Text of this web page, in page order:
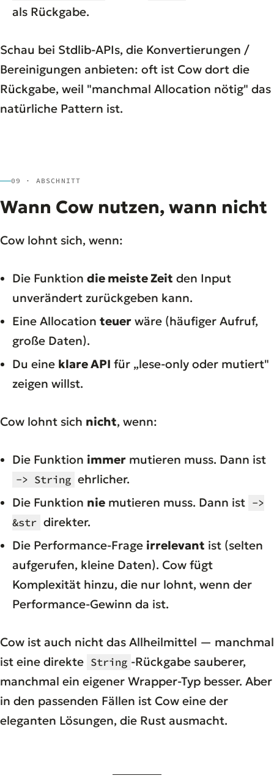
als Rückgabe.
Schau bei Stdlib-APIs, die Konvertierungen /
Bereinigungen anbieten: oft ist Cow dort die
Rückgabe, weil "manchmal Allocation nötig" das
natürliche Pattern ist.
09 · ABSCHNITT
Wann Cow nutzen, wann nicht
Cow lohnt sich, wenn:
Die Funktion die meiste Zeit den Input
unverändert zurückgeben kann.
Eine Allocation teuer wäre (häufiger Aufruf,
große Daten).
Du eine klare API für „lese-only oder mutiert"
zeigen willst.
Cow lohnt sich nicht, wenn:
Die Funktion immer mutieren muss. Dann ist
-> String ehrlicher.
Die Funktion nie mutieren muss. Dann ist ->
&str direkter.
Die Performance-Frage irrelevant ist (selten
aufgerufen, kleine Daten). Cow fügt
Komplexität hinzu, die nur lohnt, wenn der
Performance-Gewinn da ist.
Cow ist auch nicht das Allheilmittel — manchmal
ist eine direkte String -Rückgabe sauberer,
manchmal ein eigener Wrapper-Typ besser. Aber
in den passenden Fällen ist Cow eine der
eleganten Lösungen, die Rust ausmacht.